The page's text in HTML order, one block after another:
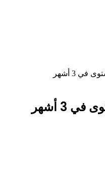
3 أشهر
3 أشهر